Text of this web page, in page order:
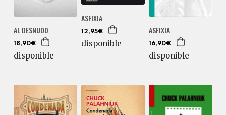
AL DESNUDO
18,90€
disponible
ASFIXIA
12,95€
disponible
ASFIXIA
16,90€
disponible